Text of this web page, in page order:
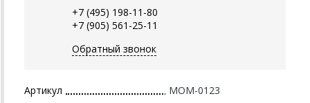
+7 (495) 198-11-80
+7 (905) 561-25-11
Обратный звонок
Артикул MOM-0123